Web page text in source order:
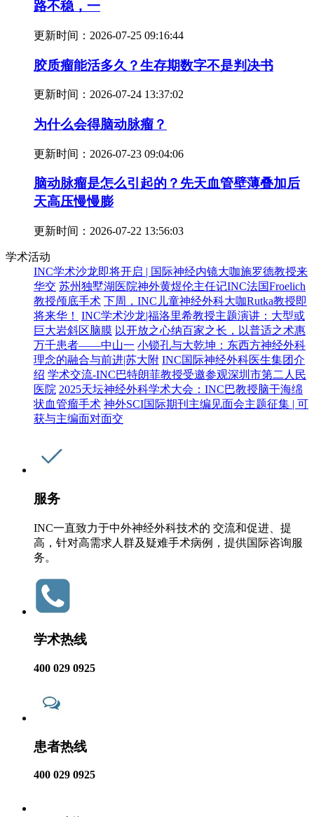
路不稳，一
更新时间： 2026-07-25 09:16:44
胶质瘤能活多久？生存期数字不是判决书
更新时间： 2026-07-24 13:37:02
为什么会得脑动脉瘤？
更新时间： 2026-07-23 09:04:06
脑动脉瘤是怎么引起的？先天血管壁薄叠加后
天高压慢慢膨
更新时间： 2026-07-22 13:56:03
学术活动
INC学术沙龙即将开启 | 国际神经内镜大咖施罗德教授来
华交 苏州独墅湖医院神外黄煜伦主任记INC法国Froelich
教授颅底手术 下周，INC儿童神经外科大咖Rutka教授即
将来华！
INC学术沙龙|福洛里希教授主题演讲：大型或
巨大岩斜区脑膜 以开放之心纳百家之长，以普适之术惠
万千患者——中山一 小锁孔与大乾坤：东西方神经外科
理念的融合与前进|苏大附 INC国际神经外科医生集团介
绍 学术交流-INC巴特朗菲教授受邀参观深圳市第二人民
医院 2025天坛神经外科学术大会：INC巴教授脑干海绵
状血管瘤手术 神外SCI国际期刊主编见面会主题征集 | 可
获与主编面对面交
服务
INC一直致力于中外神经外科技术的 交流和促进、提
高，针对高需求人群及疑难手术病例，提供国际咨询服
务。
学术热线
400 029 0925
患者热线
400 029 0925